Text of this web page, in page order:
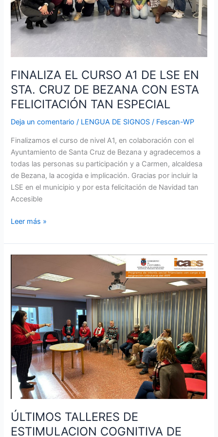
FINALIZA EL CURSO A1 DE LSE EN
STA. CRUZ DE BEZANA CON ESTA
FELICITACIÓN TAN ESPECIAL
Deja un comentario / LENGUA DE SIGNOS / Fescan-WP
Finalizamos el curso de nivel A1, en colaboración con el
Ayuntamiento de Santa Cruz de Bezana y agradecemos a
todas las personas su participación y a Carmen, alcaldesa
de Bezana, la acogida e implicación. Gracias por incluir la
LSE en el municipio y por esta felicitación de Navidad tan
Accesible
CRUZ
DE
BEZANA
CON
ESTA
TAN
ESPECIAL
Leer más »
ÚLTIMOS TALLERES DE
ESTIMULACION COGNITIVA DE
TALLERES
DE
ESTIMULACION
COGNITIVA
DE
2025